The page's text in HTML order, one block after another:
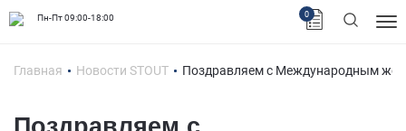
Пн-Пт 09:00-18:00 0
Главная Новости STOUT Поздравляем с Международным